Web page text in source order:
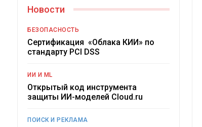
Новости
БЕЗОПАСНОСТЬ
Сертификация «Облака КИИ» по
стандарту PCI DSS
ИИ И ML
Открытый код инструмента
защиты ИИ-моделей Cloud.ru
ПОИСК И РЕКЛАМА